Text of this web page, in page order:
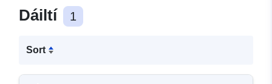
Dáiltí 1
Sort